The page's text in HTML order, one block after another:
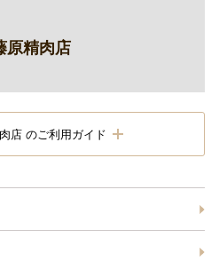
原精肉店
店 のご利用ガイド